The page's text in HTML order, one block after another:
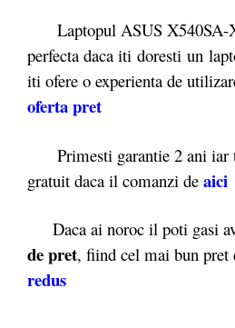
Laptopul ASUS X540SA-
perfecta daca iti doresti un
iti ofere o experienta de
oferta pret
Primesti garantie 2 ani iar
gratuit daca il comanzi de aici
Daca ai noroc il poti gasi
de pret, fiind cel mai bun pret
redus